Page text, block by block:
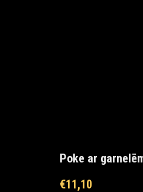
Poke ar
€11,10